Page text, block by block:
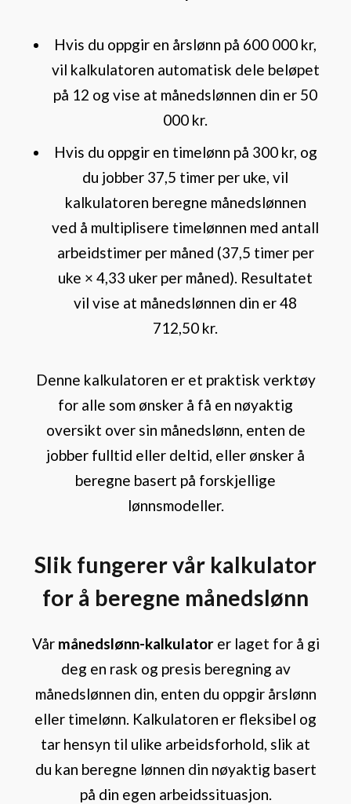
Hvis du oppgir en årslønn på 600 000 kr,
vil kalkulatoren automatisk dele beløpet
på 12 og vise at månedslønnen din er 50
000 kr.
Hvis du oppgir en timelønn på 300 kr, og
du jobber 37,5 timer per uke, vil
kalkulatoren beregne månedslønnen
ved å multiplisere timelønnen med antall
arbeidstimer per måned (37,5 timer per
uke × 4,33 uker per måned). Resultatet
vil vise at månedslønnen din er 48
712,50 kr.
Denne kalkulatoren er et praktisk verktøy
for alle som ønsker å få en nøyaktig
oversikt over sin månedslønn, enten de
jobber fulltid eller deltid, eller ønsker å
beregne basert på forskjellige
lønnsmodeller.
Slik fungerer vår kalkulator
for å beregne månedslønn
Vår månedslønn-kalkulatorer laget for å gi
deg en rask og presis beregning av
månedslønnen din, enten du oppgir årslønn
eller timelønn. Kalkulatoren er fleksibel og
tar hensyn til ulike arbeidsforhold, slik at
du kan beregne lønnen din nøyaktig basert
på din egen arbeidssituasjon.